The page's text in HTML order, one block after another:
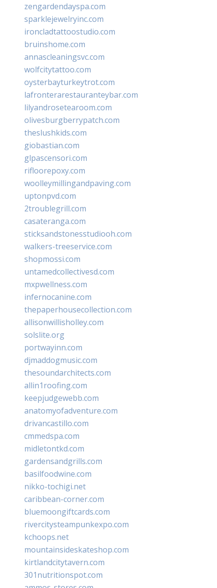
zengardendayspa.com
sparklejewelryinc.com
ironcladtattoostudio.com
bruinshome.com
annascleaningsvc.com
wolfcitytattoo.com
oysterbayturkeytrot.com
lafronterarestauranteybar.com
lilyandrosetearoom.com
olivesburgberrypatch.com
theslushkids.com
giobastian.com
glpascensori.com
rifloorepoxy.com
woolleymillingandpaving.com
uptonpvd.com
2troublegrill.com
casateranga.com
sticksandstonesstudiooh.com
walkers-treeservice.com
shopmossi.com
untamedcollectivesd.com
mxpwellness.com
infernocanine.com
thepaperhousecollection.com
allisonwillisholley.com
solslite.org
portwayinn.com
djmaddogmusic.com
thesoundarchitects.com
allin1roofing.com
keepjudgewebb.com
anatomyofadventure.com
drivancastillo.com
cmmedspa.com
midletontkd.com
gardensandgrills.com
basilfoodwine.com
nikko-tochigi.net
caribbean-corner.com
bluemoongiftcards.com
rivercitysteampunkexpo.com
kchoops.net
mountainsideskateshop.com
kirtlandcitytavern.com
301nutritionspot.com